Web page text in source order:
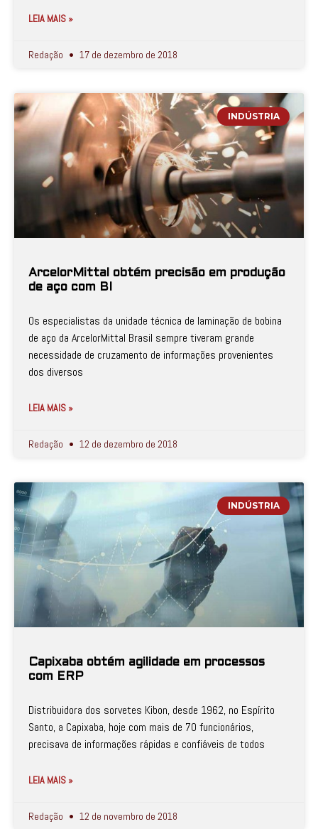
LEIA MAIS »
Redação 17 de dezembro de 2018
INDÚSTRIA
ArcelorMittal obtém precisão em produção
de aço com BI
Os especialistas da unidade técnica de laminação de bobina
de aço da ArcelorMittal Brasil sempre tiveram grande
necessidade de cruzamento de informações provenientes
dos diversos
LEIA MAIS »
Redação 12 de dezembro de 2018
INDÚSTRIA
Capixaba obtém agilidade em processos
com ERP
Distribuidora dos sorvetes Kibon, desde 1962, no Espírito
Santo, a Capixaba, hoje com mais de 70 funcionários,
precisava de informações rápidas e confiáveis de todos
LEIA MAIS »
Redação 12 de novembro de 2018